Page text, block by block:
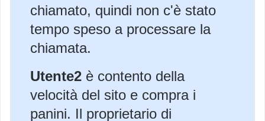
chiamato, quindi non c'è stato
tempo speso a processare la
chiamata.
Utente2 è contento della
velocità del sito e compra i
panini. Il proprietario di